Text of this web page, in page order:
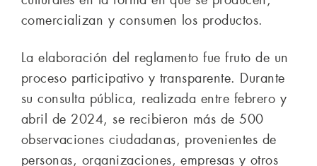
comercializan y consumen los productos.
La elaboración del reglamento fue fruto de un
proceso participativo y transparente. Durante
su consulta pública, realizada entre febrero y
abril de 2024, se recibieron más de 500
observaciones ciudadanas, provenientes de
personas, organizaciones, empresas y otros